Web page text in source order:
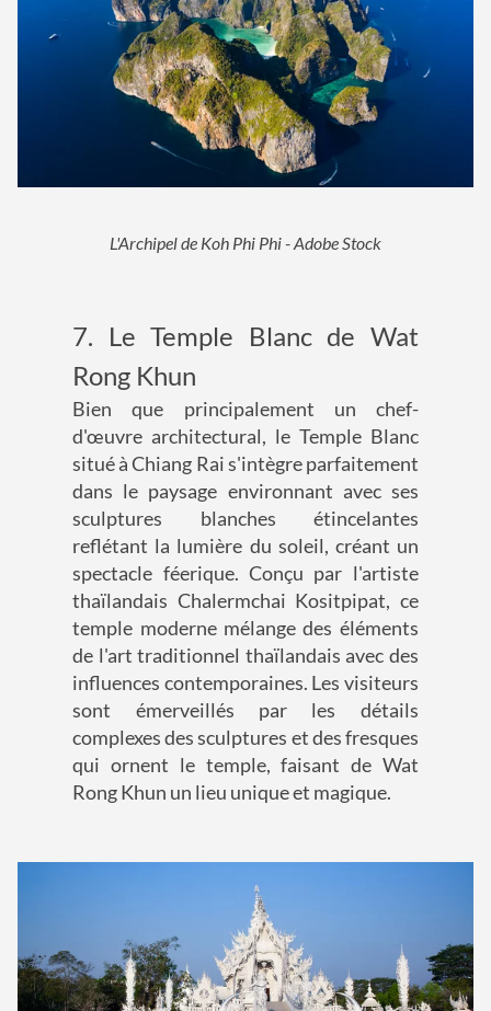
L'Archipel de Koh Phi Phi - Adobe Stock
7. Le Temple Blanc de Wat
Rong Khun
Bien que principalement un chef-
d'œuvre architectural, le Temple Blanc
situé à Chiang Rai s'intègre parfaitement
dans le paysage environnant avec ses
sculptures blanches étincelantes
reflétant la lumière du soleil, créant un
spectacle féerique. Conçu par l'artiste
thaïlandais Chalermchai Kositpipat, ce
temple moderne mélange des éléments
de l'art traditionnel thaïlandais avec des
influences contemporaines. Les visiteurs
sont émerveillés par les détails
complexes des sculptures et des fresques
qui ornent le temple, faisant de Wat
Rong Khun un lieu unique et magique.